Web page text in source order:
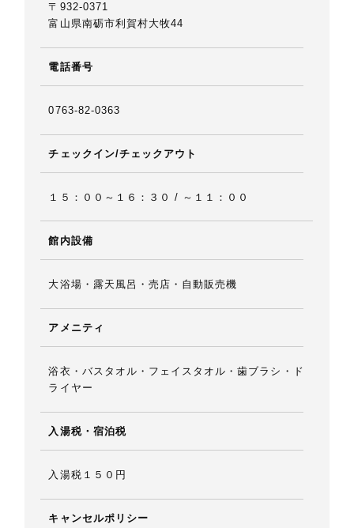
〒932-0371
富山県南砺市利賀村大牧44
電話番号
0763-82-0363
チェックイン/チェックアウト
１５：００～１６：３０ / ～１１：００
館内設備
大浴場・露天風呂・売店・自動販売機
アメニティ
浴衣・バスタオル・フェイスタオル・歯ブラシ・ド
ライヤー
入湯税・宿泊税
入湯税１５０円
キャンセルポリシー